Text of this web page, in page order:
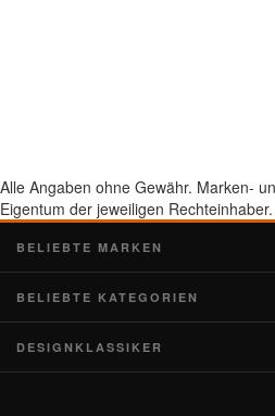
Alle Angaben ohne Gewähr. Marken-
Eigentum der jeweiligen Rechteinhaber.
BELIEBTE MARKEN
BELIEBTE KATEGORIEN
DESIGNKLASSIKER